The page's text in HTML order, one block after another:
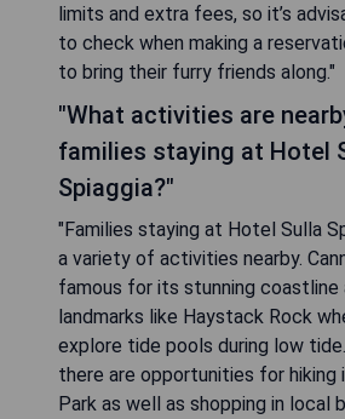
limits and extra fees, so it’s
to check when making a
to bring their furry friends along."
"What activities are
families staying at Hotel
Spiaggia?"
"Families staying at Hotel Sulla
a variety of activities nearby.
famous for its stunning coastline
landmarks like Haystack Rock
explore tide pools during low
there are opportunities for hiking
Park as well as shopping in local